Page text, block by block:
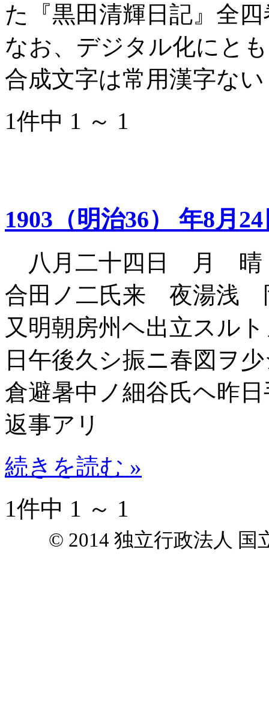
た『黒田清輝日記』全
なお、デジタル化にと
合成文字は常用漢字な
1件中 1 ～ 1
1903（明治36） 年8月
八月二十四日 月
合田ノ二氏来 夜湯浅
又明朝房州ヘ出立スル
日午後久シ振ニ春図ヲ
倉避暑中ノ細谷氏ヘ昨
返事アリ
続きを読む »
1件中 1 ～ 1
© 2014 独立行政法人 国